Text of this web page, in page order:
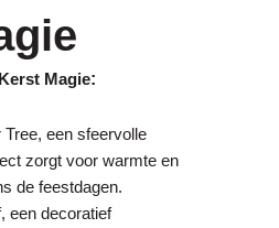
Magie:
Tree, een sfeervolle
zorgt voor warmte en
de feestdagen.
een decoratief